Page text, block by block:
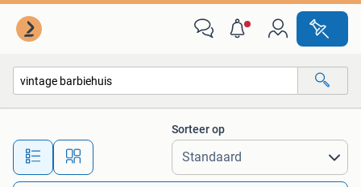
Alle afstanden…
Sorteer op